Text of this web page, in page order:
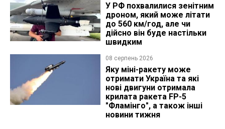
У РФ похвалилися зенітним
дроном, який може літати
до 560 км/год, але чи
дійсно він буде настільки
швидким
08 серпень 2026
Яку міні-ракету може
отримати Україна та які
нові двигуни отримала
крилата ракета FP-5
"Фламінго", а також інші
новини тижня